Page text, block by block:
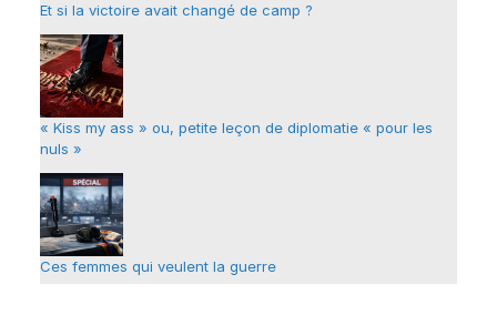
Et si la victoire avait changé de camp ?
« Kiss my ass » ou, petite leçon de diplomatie « pour les
nuls »
Ces femmes qui veulent la guerre